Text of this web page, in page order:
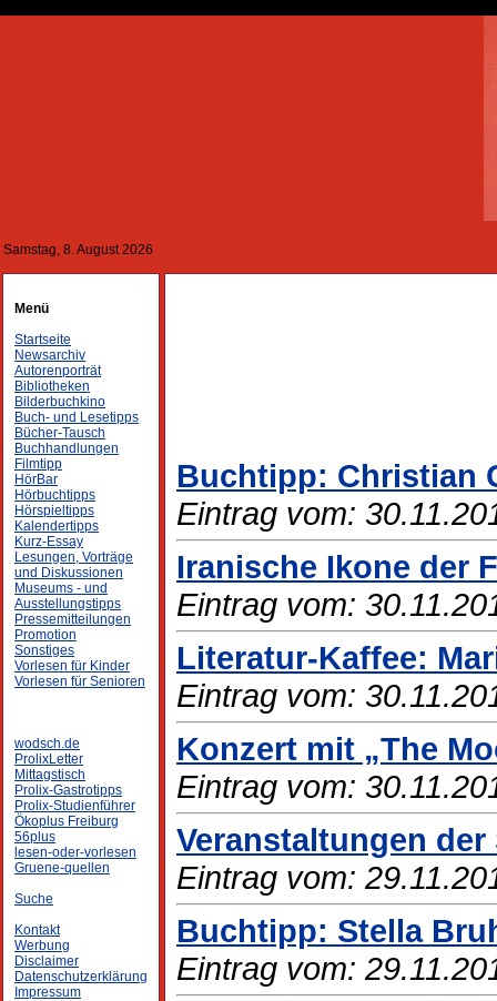
Samstag, 8. August 2026
Menü
Startseite
Newsarchiv
Autorenporträt
Bibliotheken
Bilderbuchkino
Buch- und Lesetipps
Bücher-Tausch
Buchhandlungen
Filmtipp
HörBar
Hörbuchtipps
Hörspieltipps
Kalendertipps
Kurz-Essay
Lesungen, Vorträge
und Diskussionen
Museums - und
Ausstellungstipps
Pressemitteilungen
Promotion
Sonstiges
Vorlesen für Kinder
Vorlesen für Senioren
wodsch.de
ProlixLetter
Mittagstisch
Prolix-Gastrotipps
Prolix-Studienführer
Ökoplus Freiburg
56plus
lesen-oder-vorlesen
Gruene-quellen
Suche
Kontakt
Werbung
Disclaimer
Datenschutzerklärung
Impressum
Buchtipp: Christian
Eintrag vom:
Iranische Ikone der
Eintrag vom:
Literatur-Kaffee:
Eintrag vom:
Konzert mit „The
Eintrag vom:
Veranstaltungen der
Eintrag vom:
Buchtipp: Stella
Eintrag vom: